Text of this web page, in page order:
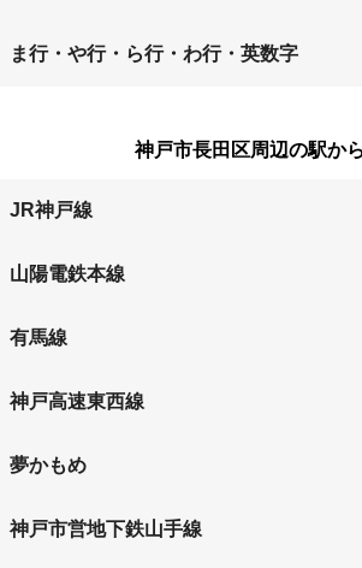
揖保郡
小野市
神戸市
神戸市須磨区
洲本市 高砂市
丹波市
豊岡市
西宮市 西脇市
ま行・や行・ら行・わ行・英数字
神戸市長田区周辺の駅か
JR神戸線
新長田
山陽電鉄本線
西代
有馬線
丸山
神戸高速東西線
西代
夢かもめ
新長田
神戸市営地下鉄山手線